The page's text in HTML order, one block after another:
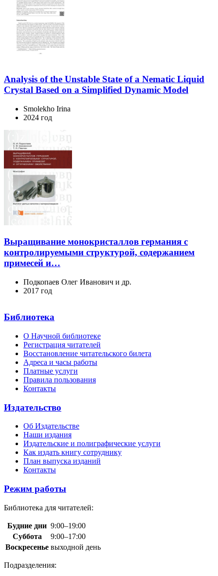
Analysis of the Unstable State of a Nematic Liquid
Crystal Based on a Simplified Dynamic Model
Smolekho Irina
2024 год
Выращивание монокристаллов германия с
контролируемыми структурой, содержанием
примесей и…
Подкопаев Олег Иванович и др.
2017 год
Библиотека
О Научной библиотеке
Регистрация читателей
Восстановление читательского билета
Адреса и часы работы
Платные услуги
Правила пользования
Контакты
Издательство
Об Издательстве
Наши издания
Издательские и полиграфические услуги
Как издать книгу сотруднику
План выпуска изданий
Контакты
Режим работы
Библиотека для читателей:
Будние дни 9:00–19:00
Суббота
9:00–17:00
Воскресенье выходной день
Подразделения: